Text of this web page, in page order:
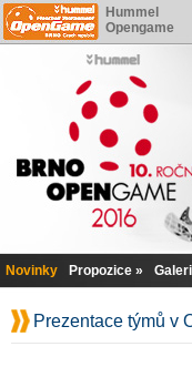
Hummel
Opengame
Novinky Propozice
Prezentace týmů v